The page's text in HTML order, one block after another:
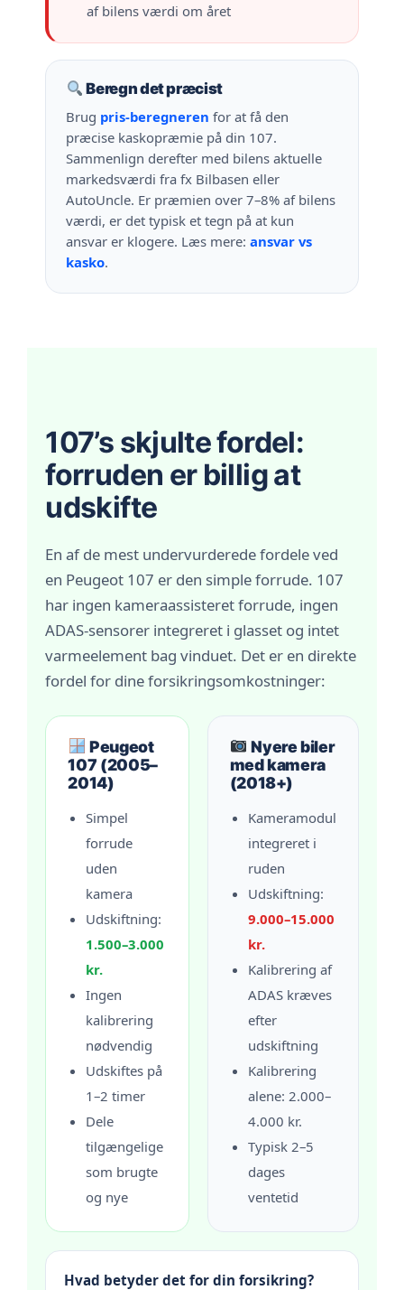
af bilens værdi om året
Beregn det præcist
Brug pris-beregneren for at få den
præcise kaskopræmie på din 107.
Sammenlign derefter med bilens aktuelle
markedsværdi fra fx Bilbasen eller
AutoUncle. Er præmien over 7–8% af bilens
værdi, er det typisk et tegn på at kun
ansvar er klogere. Læs mere:ansvar vs
kasko.
107’s skjulte fordel:
forruden er billig at
udskifte
En af de mest undervurderede fordele ved
en Peugeot 107 er den simple forrude. 107
har ingen kameraassisteret forrude, ingen
ADAS-sensorer integreret i glasset og intet
varmeelement bag vinduet. Det er en direkte
fordel for dine forsikringsomkostninger:
Peugeot
107 (2005–
2014)
Simpel
forrude
uden
kamera
Udskiftning:
1.500–3.000
kr.
Ingen
kalibrering
nødvendig
Udskiftes på
1–2 timer
Dele
tilgængelige
som brugte
og nye
Nyere biler
med kamera
(2018+)
Kameramodul
integreret i
ruden
Udskiftning:
9.000–15.000
kr.
Kalibrering af
ADAS kræves
efter
udskiftning
Kalibrering
alene: 2.000–
4.000 kr.
Typisk 2–5
dages
ventetid
Hvad betyder det for din forsikring?